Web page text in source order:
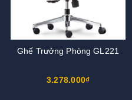
Ghế Trưởng Phòng GL221
3.278.000₫